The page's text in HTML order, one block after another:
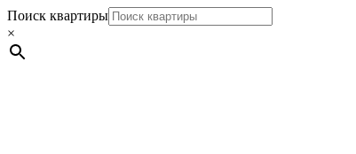
Поиск квартиры
×